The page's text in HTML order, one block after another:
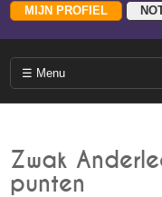
Zwak
punten